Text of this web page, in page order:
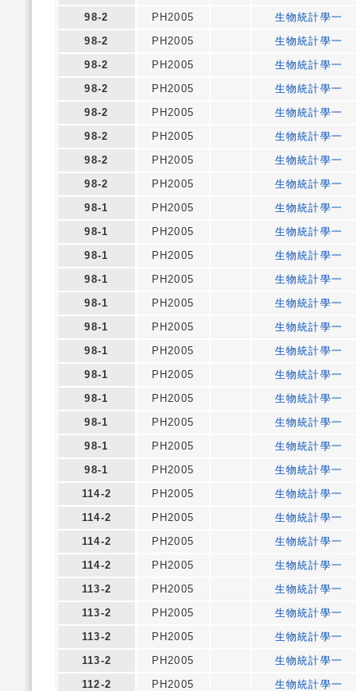
98-2
PH2005
生物統計學一
98-2
PH2005
生物統計學一
98-2
PH2005
生物統計學一
98-2
PH2005
生物統計學一
98-2
PH2005
生物統計學一
98-2
PH2005
生物統計學一
98-2
PH2005
生物統計學一
98-2
PH2005
生物統計學一
98-1
PH2005
生物統計學一
98-1
PH2005
生物統計學一
98-1
PH2005
生物統計學一
98-1
PH2005
生物統計學一
98-1
PH2005
生物統計學一
98-1
PH2005
生物統計學一
98-1
PH2005
生物統計學一
98-1
PH2005
生物統計學一
98-1
PH2005
生物統計學一
98-1
PH2005
生物統計學一
98-1
PH2005
生物統計學一
98-1
PH2005
生物統計學一
114-2
PH2005
生物統計學一
114-2
PH2005
生物統計學一
114-2
PH2005
生物統計學一
114-2
PH2005
生物統計學一
113-2
PH2005
生物統計學一
113-2
PH2005
生物統計學一
113-2
PH2005
生物統計學一
113-2
PH2005
生物統計學一
112-2
PH2005
生物統計學一